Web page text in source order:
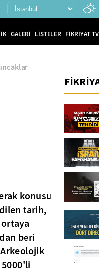
GALERİ LİSTELER FİKRİYAT TV
konusu
tarih,
beri
5000'li